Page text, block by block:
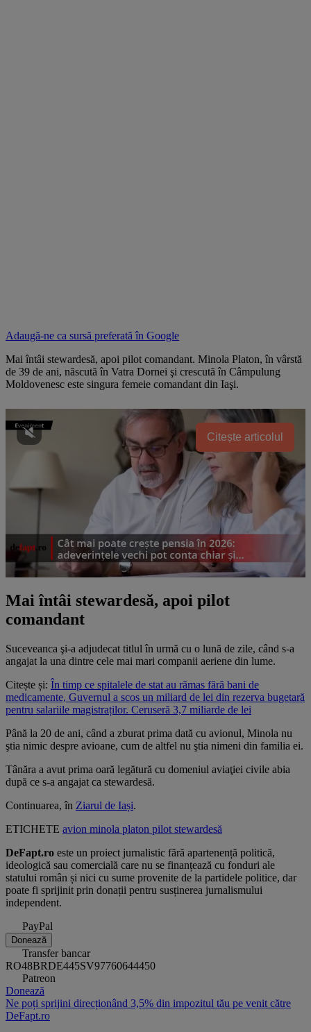
Adaugă-ne ca sursă preferată în Google
Mai întâi stewardesă, apoi pilot comandant. Minola Platon, în vârstă
de 39 de ani, născută în Vatra Dornei şi crescută în Câmpulung
Moldovenesc este singura femeie comandant din Iaşi.
Citește articolul
Mai întâi stewardesă, apoi pilot
comandant
Suceveanca şi-a adjudecat titlul în urmă cu o lună de zile, când s-a
angajat la una dintre cele mai mari companii aeriene din lume.
Citește și: În timp ce spitalele de stat au rămas fără bani de
medicamente, Guvernul a scos un miliard de lei din rezerva bugetară
pentru salariile magistraților. Ceruseră 3,7 miliarde de lei
Până la 20 de ani, când a zburat prima dată cu avionul, Minola nu
ştia nimic despre avioane, cum de altfel nu ştia nimeni din familia ei.
Tânăra a avut prima oară legătură cu domeniul aviaţiei civile abia
după ce s-a angajat ca stewardesă.
Continuarea, în Ziarul de Iași.
ETICHETE avion minola platon pilot stewardesă
DeFapt.ro este un proiect jurnalistic fără apartenență politică,
ideologică sau comercială care nu se finanțează cu fonduri ale
statului român și nici cu sume provenite de la partidele politice, dar
poate fi sprijinit prin donații pentru susținerea jurnalismului
independent.
PayPal
Donează
Transfer bancar
RO48BRDE445SV97760644450
Patreon
Donează
Ne poți sprijini direcționând 3,5% din impozitul tău pe venit către
DeFapt.ro